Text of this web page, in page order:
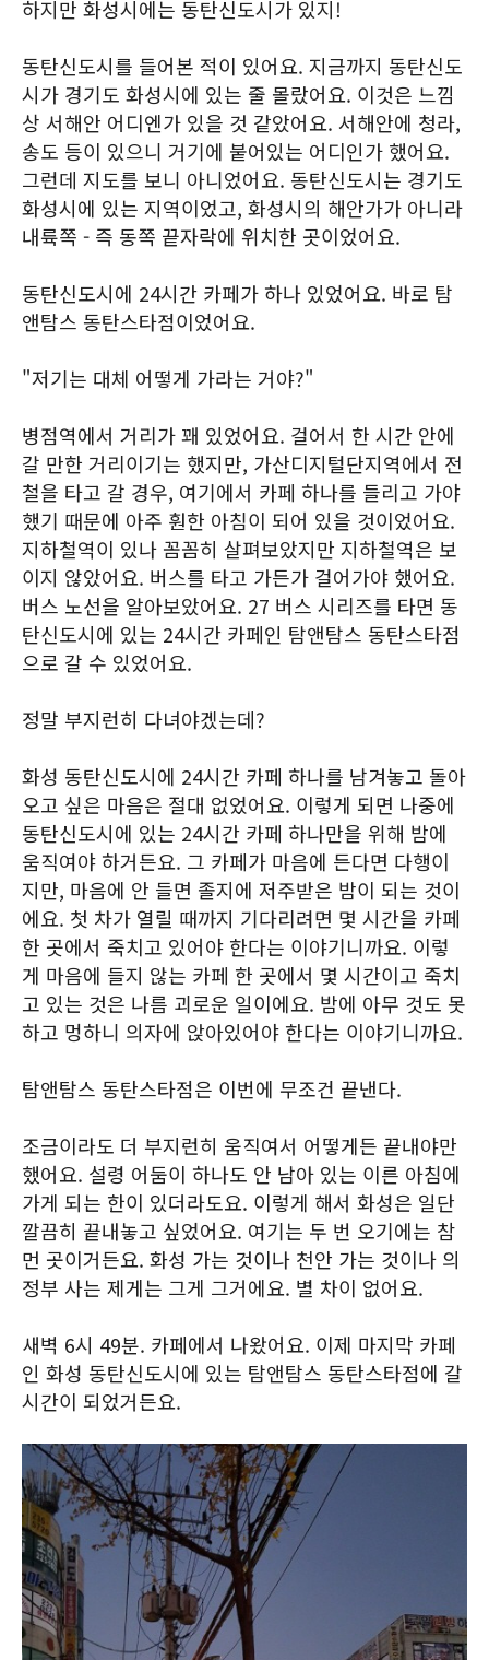
하지만 화성시에는 동탄신도시가 있지!
동탄신도시를 들어본 적이 있어요. 지금까지 동탄신도
시가 경기도 화성시에 있는 줄 몰랐어요. 이것은 느낌
상 서해안 어디엔가 있을 것 같았어요. 서해안에 청라,
송도 등이 있으니 거기에 붙어있는 어디인가 했어요.
그런데 지도를 보니 아니었어요. 동탄신도시는 경기도
화성시에 있는 지역이었고, 화성시의 해안가가 아니라
내륙쪽 - 즉 동쪽 끝자락에 위치한 곳이었어요.
동탄신도시에 24시간 카페가 하나 있었어요. 바로 탐
앤탐스 동탄스타점이었어요.
"저기는 대체 어떻게 가라는 거야?"
병점역에서 거리가 꽤 있었어요. 걸어서 한 시간 안에
갈 만한 거리이기는 했지만, 가산디지털단지역에서 전
철을 타고 갈 경우, 여기에서 카페 하나를 들리고 가야
했기 때문에 아주 훤한 아침이 되어 있을 것이었어요.
지하철역이 있나 꼼꼼히 살펴보았지만 지하철역은 보
이지 않았어요. 버스를 타고 가든가 걸어가야 했어요.
버스 노선을 알아보았어요. 27 버스 시리즈를 타면 동
탄신도시에 있는 24시간 카페인 탐앤탐스 동탄스타점
으로 갈 수 있었어요.
정말 부지런히 다녀야겠는데?
화성 동탄신도시에 24시간 카페 하나를 남겨놓고 돌아
오고 싶은 마음은 절대 없었어요. 이렇게 되면 나중에
동탄신도시에 있는 24시간 카페 하나만을 위해 밤에
움직여야 하거든요. 그 카페가 마음에 든다면 다행이
지만, 마음에 안 들면 졸지에 저주받은 밤이 되는 것이
에요. 첫 차가 열릴 때까지 기다리려면 몇 시간을 카페
한 곳에서 죽치고 있어야 한다는 이야기니까요. 이렇
게 마음에 들지 않는 카페 한 곳에서 몇 시간이고 죽치
고 있는 것은 나름 괴로운 일이에요. 밤에 아무 것도 못
하고 멍하니 의자에 앉아있어야 한다는 이야기니까요.
탐앤탐스 동탄스타점은 이번에 무조건 끝낸다.
조금이라도 더 부지런히 움직여서 어떻게든 끝내야만
했어요. 설령 어둠이 하나도 안 남아 있는 이른 아침에
가게 되는 한이 있더라도요. 이렇게 해서 화성은 일단
깔끔히 끝내놓고 싶었어요. 여기는 두 번 오기에는 참
먼 곳이거든요. 화성 가는 것이나 천안 가는 것이나 의
정부 사는 제게는 그게 그거에요. 별 차이 없어요.
새벽 6시 49분. 카페에서 나왔어요. 이제 마지막 카페
인 화성 동탄신도시에 있는 탐앤탐스 동탄스타점에 갈
시간이 되었거든요.